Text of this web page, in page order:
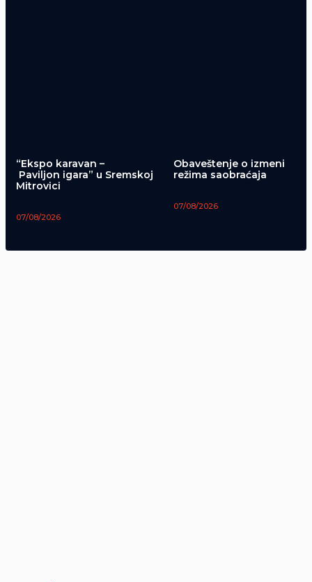
“Ekspo karavan –
Paviljon igara” u Sremskoj
Mitrovici
07/08/2026
Obaveštenje o izmeni
režima saobraćaja
07/08/2026